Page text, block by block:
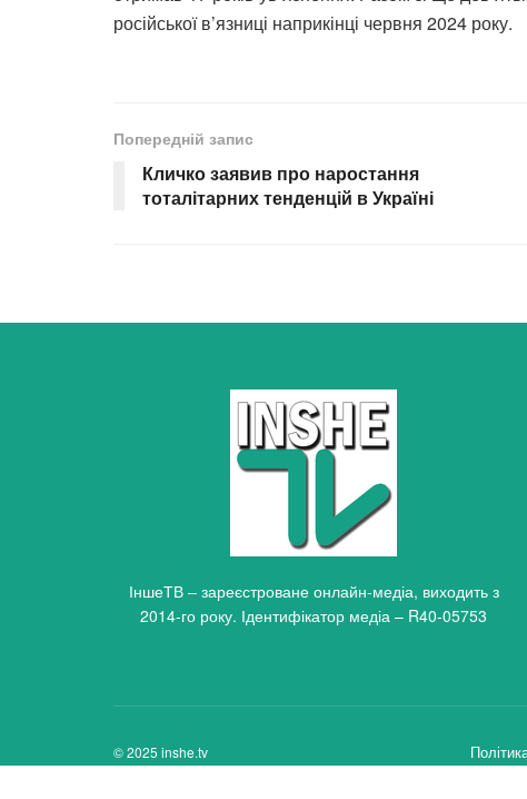
російської в’язниці наприкінці червня 2024 року.
Попередній запис
Кличко заявив про наростання
тоталітарних тенденцій в Україні
ІншеТВ – зареєстроване онлайн-медіа, виходить з
2014-го року. Ідентифікатор медіа – R40-05753
© 2025 inshe.tv